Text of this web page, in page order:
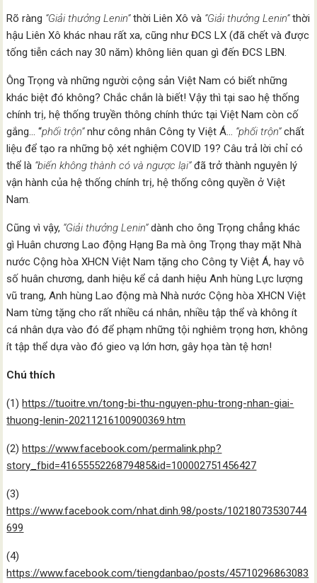
Rõ ràng “Giải thưởng Lenin”thời Liên Xô và “Giải thưởng Lenin”thời
hậu Liên Xô khác nhau rất xa, cũng như ĐCS LX (đã chết và được
tống tiễn cách nay 30 năm) không liên quan gì đến ĐCS LBN.
Ông Trọng và những người cộng sản Việt Nam có biết những
khác biệt đó không? Chắc chắn là biết! Vậy thì tại sao hệ thống
chính trị, hệ thống truyền thông chính thức tại Việt Nam còn cố
gắng… “phối trộn”như công nhân Công ty Việt Á… “phối trộn”chất
liệu để tạo ra những bộ xét nghiệm COVID 19? Câu trả lời chỉ có
thể là “biến không thành có và ngược lại”đã trở thành nguyên lý
vận hành của hệ thống chính trị, hệ thống công quyền ở Việt
Nam.
Cũng vì vậy, “Giải thưởng Lenin”dành cho ông Trọng chẳng khác
gì Huân chương Lao động Hạng Ba mà ông Trọng thay mặt Nhà
nước Cộng hòa XHCN Việt Nam tặng cho Công ty Việt Á, hay vô
số huân chương, danh hiệu kể cả danh hiệu Anh hùng Lực lượng
vũ trang, Anh hùng Lao động mà Nhà nước Cộng hòa XHCN Việt
Nam từng tặng cho rất nhiều cá nhân, nhiều tập thể và không ít
cá nhân dựa vào đó để phạm những tội nghiêm trọng hơn, không
ít tập thể dựa vào đó gieo vạ lớn hơn, gây họa tàn tệ hơn!
Chú thích
(1)https://tuoitre.vn/tong-bi-thu-nguyen-phu-trong-nhan-giai-
thuong-lenin-20211216100900369.htm
(2)https://www.facebook.com/permalink.php?
story_fbid=4165555226879485&id=100002751456427
(3)
https://www.facebook.com/nhat.dinh.98/posts/10218073530744
699
(4)
https://www.facebook.com/tiengdanbao/posts/45710296863083